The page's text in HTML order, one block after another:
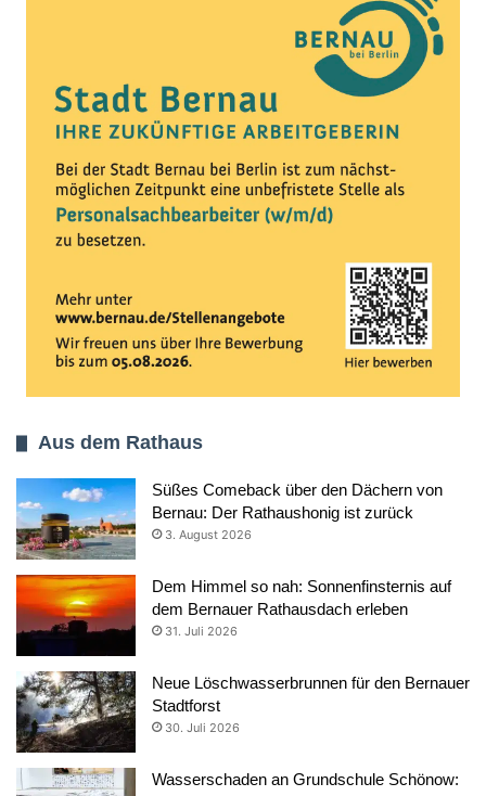
Aus dem Rathaus
Süßes Comeback über den Dächern von
Bernau: Der Rathaushonig ist zurück
3. August 2026
Dem Himmel so nah: Sonnenfinsternis auf
dem Bernauer Rathausdach erleben
31. Juli 2026
Neue Löschwasserbrunnen für den Bernauer
Stadtforst
30. Juli 2026
Wasserschaden an Grundschule Schönow: